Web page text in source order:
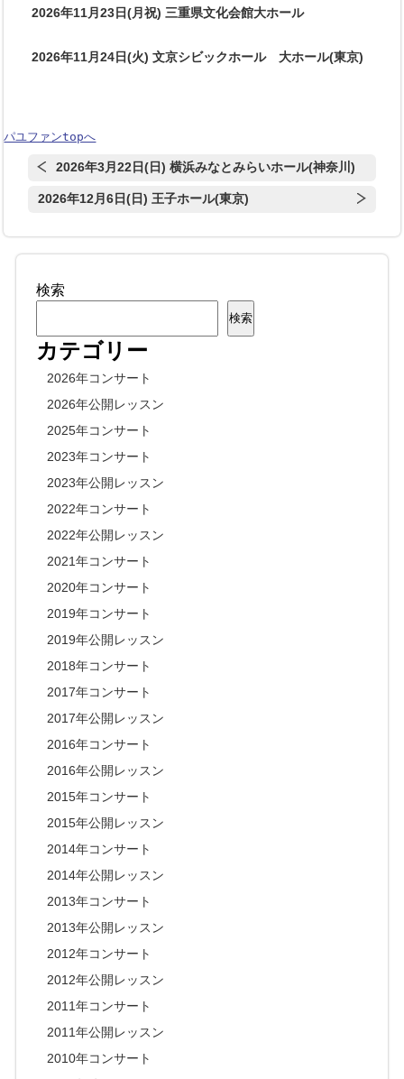
2026年11月23日(月祝) 三重県文化会館大ホール
2026年11月24日(火) 文京シビックホール 大ホール(東京)
パユファンtopへ
2026年3月22日(日) 横浜みなとみらいホール(神奈川)
2026年12月6日(日) 王子ホール(東京)
検索
検索
カテゴリー
2026年コンサート
2026年公開レッスン
2025年コンサート
2023年コンサート
2023年公開レッスン
2022年コンサート
2022年公開レッスン
2021年コンサート
2020年コンサート
2019年コンサート
2019年公開レッスン
2018年コンサート
2017年コンサート
2017年公開レッスン
2016年コンサート
2016年公開レッスン
2015年コンサート
2015年公開レッスン
2014年コンサート
2014年公開レッスン
2013年コンサート
2013年公開レッスン
2012年コンサート
2012年公開レッスン
2011年コンサート
2011年公開レッスン
2010年コンサート